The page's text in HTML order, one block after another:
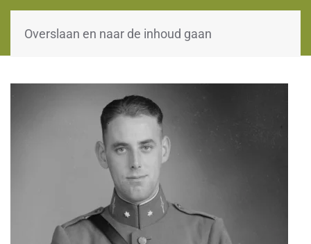
Overslaan en naar de inhoud gaan
WOII-HW